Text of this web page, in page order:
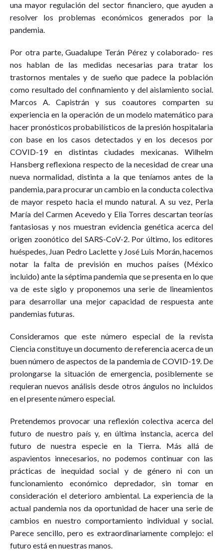
una mayor regulación del sector financiero, que ayuden a
resolver los problemas económicos generados por la
pandemia.
Por otra parte, Guadalupe Terán Pérez y colaborado- res
nos hablan de las medidas necesarias para tratar los
trastornos mentales y de sueño que padece la población
como resultado del confinamiento y del aislamiento social.
Marcos A. Capistrán y sus coautores comparten su
experiencia en la operación de un modelo matemático para
hacer pronósticos probabilísticos de la presión hospitalaria
con base en los casos detectados y en los decesos por
COVID-19 en distintas ciudades mexicanas. Wilhelm
Hansberg reflexiona respecto de la necesidad de crear una
nueva normalidad, distinta a la que teníamos antes de la
pandemia, para procurar un cambio en la conducta colectiva
de mayor respeto hacia el mundo natural. A su vez, Perla
María del Carmen Acevedo y Elia Torres descartan teorías
fantasiosas y nos muestran evidencia genética acerca del
origen zoonótico del SARS-CoV-2. Por último, los editores
huéspedes, Juan Pedro Laclette y José Luis Morán, hacemos
notar la falta de previsión en muchos países (México
incluido) ante la séptima pandemia que se presenta en lo que
va de este siglo y proponemos una serie de lineamientos
para desarrollar una mejor capacidad de respuesta ante
pandemias futuras.
Consideramos que este número especial de la revista
Ciencia constituye un documento de referencia acerca de un
buen número de aspectos de la pandemia de COVID-19. De
prolongarse la situación de emergencia, posiblemente se
requieran nuevos análisis desde otros ángulos no incluidos
en el presente número especial.
Pretendemos provocar una reflexión colectiva acerca del
futuro de nuestro país y, en última instancia, acerca del
futuro de nuestra especie en la Tierra. Más allá de
aspavientos innecesarios, no podemos continuar con las
prácticas de inequidad social y de género ni con un
funcionamiento económico depredador, sin tomar en
consideración el deterioro ambiental. La experiencia de la
actual pandemia nos da oportunidad de hacer una serie de
cambios en nuestro comportamiento individual y social.
Parece sencillo, pero es extraordinariamente complejo: el
futuro está en nuestras manos.